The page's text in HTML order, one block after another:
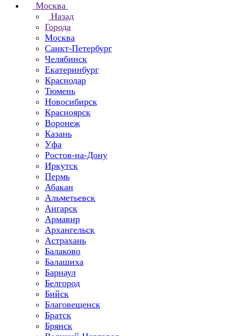
Москва
Назад
Города
Москва
Санкт-Петербург
Челябинск
Екатеринбург
Краснодар
Тюмень
Новосибирск
Красноярск
Воронеж
Казань
Уфа
Ростов-на-Дону
Иркутск
Пермь
Абакан
Альметьевск
Ангарск
Армавир
Архангельск
Астрахань
Балаково
Балашиха
Барнаул
Белгород
Бийск
Благовещенск
Братск
Брянск